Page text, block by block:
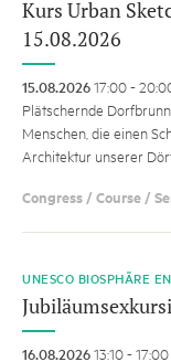
Kurs Urban
15.08.2026
15.08.202617:00 -
Plätschernde
Menschen, die einen
Architektur unserer
Congress / Course /
UNESCO BIOSPHÄRE
16.08.202613:10 - 17:00